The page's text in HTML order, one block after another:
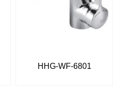
HHG-WF-6801